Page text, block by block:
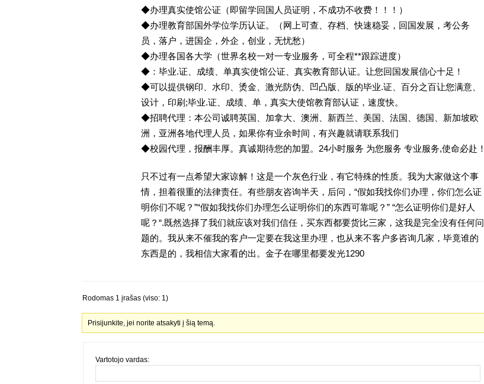
◆办理真实使馆公证（即留学回国人员证明，不成功不收费！！！）
◆办理教育部国外学位学历认证。（网上可查、存档、快速稳妥，回国发展，考公务
员，落户，进国企，外企，创业，无忧愁）
◆办理各国各大学（世界名校一对一专业服务，可全程**跟踪进度）
◆：毕业.证、成绩、单真实使馆公证、真实教育部认证。让您回国发展信心十足！
◆可以提供钢印、水印、烫金、激光防伪、凹凸版、版的毕业.证、百分之百让您满意、
设计，印刷;毕业.证、成绩、单，真实大使馆教育部认证，速度快。
◆招聘代理：本公司诚聘英国、加拿大、澳洲、新西兰、美国、法国、德国、新加坡欧
洲，亚洲各地代理人员，如果你有业余时间，有兴趣就请联系我们
◆校园代理，报酬丰厚。真诚期待您的加盟。24小时服务 为您服务 专业服务,使命必赴！
只不过有一点希望大家谅解！这是一个灰色行业，有它特殊的性质。我为大家做这个事
情，担着很重的法律责任。有些朋友咨询半天，后问，“假如我找你们办理，你们怎么证
明你们不呢？”“假如我找你们办理怎么证明你们的东西可靠呢？” “怎么证明你们是好人
呢？“.既然选择了我们就应该对我们信任，买东西都要货比三家，这我是完全没有任何问
题的。我从来不催我的客户一定要在我这里办理，也从来不客户多咨询几家，毕竟谁的
东西是的，我相信大家看的出。金子在哪里都要发光1290
Rodomas 1 įrašas (viso: 1)
Prisijunkite, jei norite atsakyti į šią temą.
Vartotojo vardas: